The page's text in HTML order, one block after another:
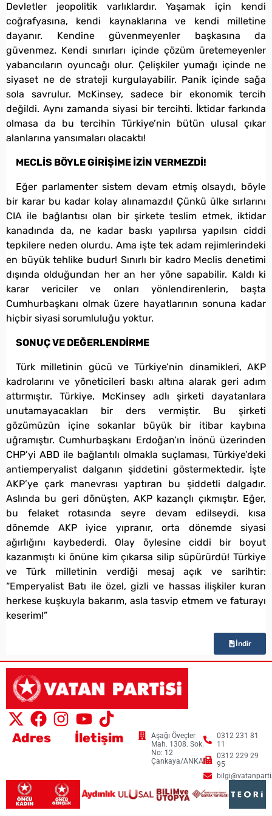
Devletler jeopolitik varlıklardır. Yaşamak için kendi
coğrafyasına, kendi kaynaklarına ve kendi milletine
dayanır. Kendine güvenmeyenler başkasına da
güvenmez. Kendi sınırları içinde çözüm üretemeyenler
yabancıların oyuncağı olur. Çelişkiler yumağı içinde ne
siyaset ne de strateji kurgulayabilir. Panik içinde sağa
sola savrulur. McKinsey, sadece bir ekonomik tercih
değildi. Aynı zamanda siyasi bir tercihti. İktidar farkında
olmasa da bu tercihin Türkiye’nin bütün ulusal çıkar
alanlarına yansımaları olacaktı!
MECLİS BÖYLE GİRİŞİME İZİN VERMEZDİ!
Eğer parlamenter sistem devam etmiş olsaydı, böyle
bir karar bu kadar kolay alınamazdı! Çünkü ülke sırlarını
CIA ile bağlantısı olan bir şirkete teslim etmek, iktidar
kanadında da, ne kadar baskı yapılırsa yapılsın ciddi
tepkilere neden olurdu. Ama işte tek adam rejimlerindeki
en büyük tehlike budur! Sınırlı bir kadro Meclis denetimi
dışında olduğundan her an her yöne sapabilir. Kaldı ki
karar vericiler ve onları yönlendirenlerin, başta
Cumhurbaşkanı olmak üzere hayatlarının sonuna kadar
hiçbir siyasi sorumluluğu yoktur.
SONUÇ VE DEĞERLENDİRME
Türk milletinin gücü ve Türkiye’nin dinamikleri, AKP
kadrolarını ve yöneticileri baskı altına alarak geri adım
attırmıştır. Türkiye, McKinsey adlı şirketi dayatanlara
unutamayacakları bir ders vermiştir. Bu şirketi
gözümüzün içine sokanlar büyük bir itibar kaybına
uğramıştır. Cumhurbaşkanı Erdoğan’ın İnönü üzerinden
CHP’yi ABD ile bağlantılı olmakla suçlaması, Türkiye’deki
antiemperyalist dalganın şiddetini göstermektedir. İşte
AKP’ye çark manevrası yaptıran bu şiddetli dalgadır.
Aslında bu geri dönüşten, AKP kazançlı çıkmıştır. Eğer,
bu felaket rotasında seyre devam edilseydi, kısa
dönemde AKP iyice yıpranır, orta dönemde siyasi
ağırlığını kaybederdi. Olay öylesine ciddi bir boyut
kazanmıştı ki önüne kim çıkarsa silip süpürürdü! Türkiye
ve Türk milletinin verdiği mesaj açık ve sarihtir:
“Emperyalist Batı ile özel, gizli ve hassas ilişkiler kuran
herkese kuşkuyla bakarım, asla tasvip etmem ve faturayı
keserim!”
İndir
Adres
Aşağı Öveçler
Mah. 1308. Sok.
No: 12
Çankaya/ANKARA
İletişim
0312 231 81
11
0312 229 29
95